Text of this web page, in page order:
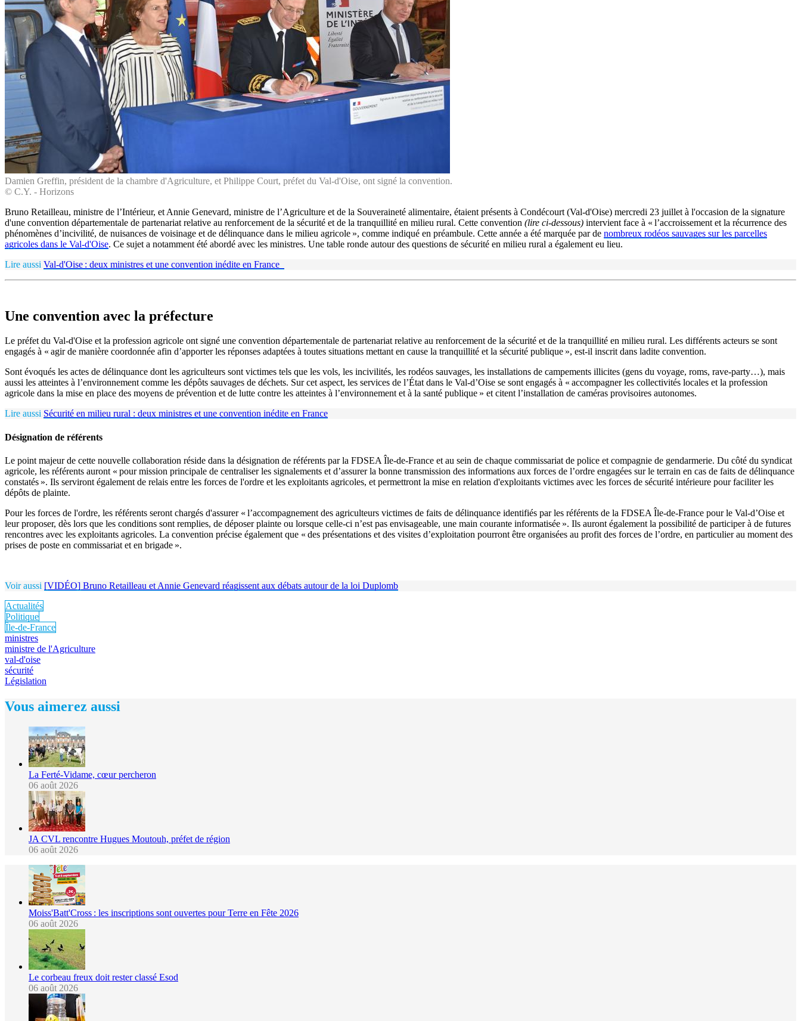
Damien Greffin, président de la chambre d'Agriculture, et Philippe Court, préfet du Val-d'Oise, ont signé la convention.
© C.Y. - Horizons
Bruno Retailleau, ministre de l’Intérieur, et Annie Genevard, ministre de l’Agriculture et de la Souveraineté alimentaire, étaient présents à Condécourt (Val-d'Oise) mercredi 23 juillet à l'occasion de la signature
d'une convention départementale de partenariat relative au renforcement de la sécurité et de la tranquillité en milieu rural. Cette convention (lire ci-dessous) intervient face à « l’accroissement et la récurrence des
phénomènes d’incivilité, de nuisances de voisinage et de délinquance dans le milieu agricole », comme indiqué en préambule. Cette année a été marquée par de nombreux rodéos sauvages sur les parcelles
agricoles dans le Val-d'Oise. Ce sujet a notamment été abordé avec les ministres. Une table ronde autour des questions de sécurité en milieu rural a également eu lieu.
Lire aussi Val-d'Oise : deux ministres et une convention inédite en France
Une convention avec la préfecture
Le préfet du Val-d'Oise et la profession agricole ont signé une convention départementale de partenariat relative au renforcement de la sécurité et de la tranquillité en milieu rural. Les différents acteurs se sont
engagés à « agir de manière coordonnée afin d’apporter les réponses adaptées à toutes situations mettant en cause la tranquillité et la sécurité publique », est-il inscrit dans ladite convention.
Sont évoqués les actes de délinquance dont les agriculteurs sont victimes tels que les vols, les incivilités, les rodéos sauvages, les installations de campements illicites (gens du voyage, roms, rave-party…), mais
aussi les atteintes à l’environnement comme les dépôts sauvages de déchets. Sur cet aspect, les services de l’État dans le Val-d’Oise se sont engagés à « accompagner les collectivités locales et la profession
agricole dans la mise en place des moyens de prévention et de lutte contre les atteintes à l’environnement et à la santé publique » et citent l’installation de caméras provisoires autonomes.
Lire aussi Sécurité en milieu rural : deux ministres et une convention inédite en France
Désignation de référents
Le point majeur de cette nouvelle collaboration réside dans la désignation de référents par la FDSEA Île-de-France et au sein de chaque commissariat de police et compagnie de gendarmerie. Du côté du syndicat
agricole, les référents auront « pour mission principale de centraliser les signalements et d’assurer la bonne transmission des informations aux forces de l’ordre engagées sur le terrain en cas de faits de délinquance
constatés ». Ils serviront également de relais entre les forces de l'ordre et les exploitants agricoles, et permettront la mise en relation d'exploitants victimes avec les forces de sécurité intérieure pour faciliter les
dépôts de plainte.
Pour les forces de l'ordre, les référents seront chargés d'assurer « l’accompagnement des agriculteurs victimes de faits de délinquance identifiés par les référents de la FDSEA Île-de-France pour le Val-d’Oise et
leur proposer, dès lors que les conditions sont remplies, de déposer plainte ou lorsque celle-ci n’est pas envisageable, une main courante informatisée ». Ils auront également la possibilité de participer à de futures
rencontres avec les exploitants agricoles. La convention précise également que « des présentations et des visites d’exploitation pourront être organisées au profit des forces de l’ordre, en particulier au moment des
prises de poste en commissariat et en brigade ».
Voir aussi [VIDÉO] Bruno Retailleau et Annie Genevard réagissent aux débats autour de la loi Duplomb
Actualités
Politique
Île-de-France
ministres
ministre de l'Agriculture
val-d'oise
sécurité
Législation
Vous aimerez aussi
La Ferté-Vidame, cœur percheron
06 août 2026
JA CVL rencontre Hugues Moutouh, préfet de région
06 août 2026
Moiss'Batt'Cross : les inscriptions sont ouvertes pour Terre en Fête 2026
06 août 2026
Le corbeau freux doit rester classé Esod
06 août 2026